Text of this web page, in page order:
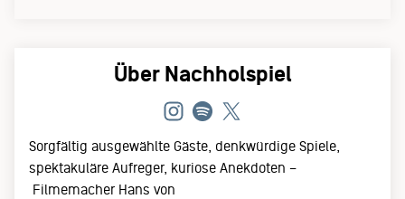
Über Nachholspiel
Sorgfältig ausgewählte Gäste, denkwürdige Spiele,
spektakuläre Aufreger, kuriose Anekdoten –
Filmemacher Hans von